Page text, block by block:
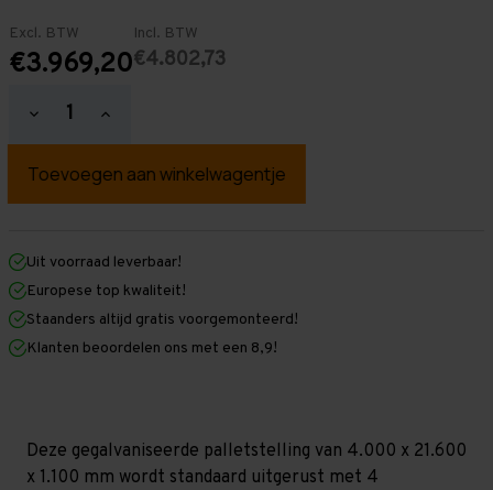
Excl. BTW
€3.969,20
Incl. BTW
€4.802,73
Hoeveelheid
verlagen
Palletstelling
mm
mm
x
1.100
mm
Galva
Middel
-
T100
Hoeveelheid
verhogen
Palletstelling
mm
mm
1.100
mm
(HxLXD)
Galva
Middel
-
T100
Uit voorraad leverbaar!
Europese top kwaliteit!
Staanders altijd gratis voorgemonteerd!
Klanten beoordelen ons met een 8,9!
Deze gegalvaniseerde palletstelling van 4.000 x 21.600
x 1.100 mm wordt standaard uitgerust met 4